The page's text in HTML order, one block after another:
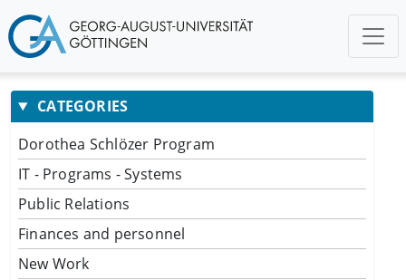
CATEGORIES
Dorothea Schlözer Program
IT - Programs - Systems
Public Relations
Finances and personnel
New Work